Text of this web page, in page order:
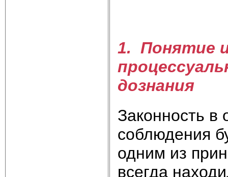
1. Понятие
дознания
Законность в
соблюдения
одним из
всегда